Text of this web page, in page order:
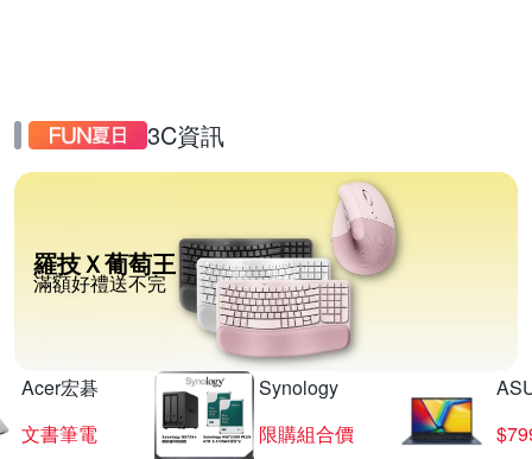
3C資訊
羅技Ｘ葡萄王
滿額好禮送不完
Acer宏碁
文書筆電
Synology
限購組合價